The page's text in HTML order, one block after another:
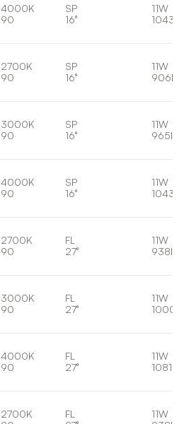
4000K
90
SP
16°
11W
1043lm
2700K
90
SP
16°
11W
906lm
3000K
90
SP
16°
11W
965lm
4000K
90
SP
16°
11W
1043lm
2700K
90
FL
27°
11W
938lm
3000K
90
FL
27°
11W
4000K
90
FL
27°
11W
1081lm
2700K
FL
11W